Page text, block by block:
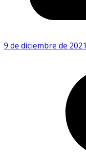
9 de diciembre de 2021